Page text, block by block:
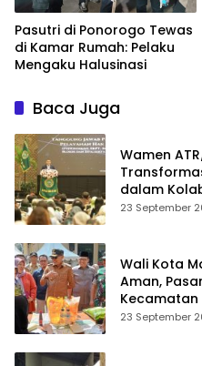
Pasutri di Ponorogo Tewas
di Kamar Rumah: Pelaku
Mengaku Halusinasi
Baca Juga
Wamen
dalam
23 September
Wali Kota
Aman,
Kecamatan
23 September